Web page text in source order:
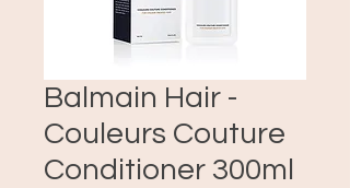
Balmain Hair -
Couleurs Couture
Conditioner 300ml